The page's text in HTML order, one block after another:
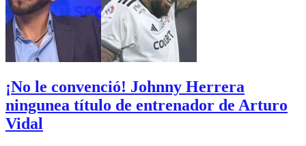
¡No le convenció! Johnny Herrera
ningunea título de entrenador de Arturo
Vidal